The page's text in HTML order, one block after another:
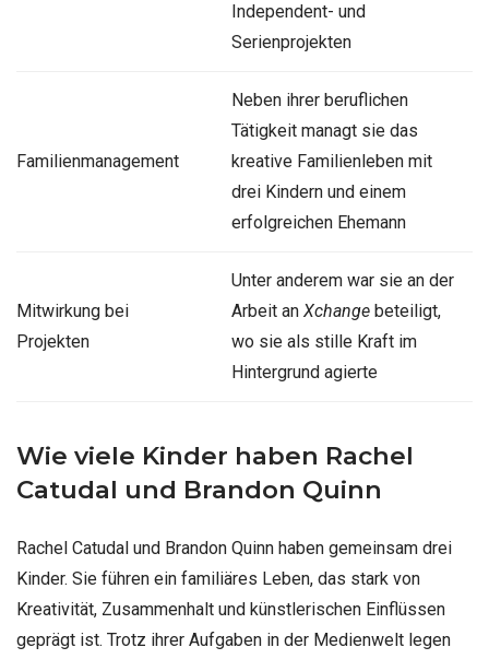
Independent- und
Serienprojekten
Familienmanagement
Neben ihrer beruflichen
Tätigkeit managt sie das
kreative Familienleben mit
drei Kindern und einem
erfolgreichen Ehemann
Mitwirkung bei
Projekten
Unter anderem war sie an der
Arbeit an Xchangebeteiligt,
wo sie als stille Kraft im
Hintergrund agierte
Wie viele Kinder haben Rachel
Catudal und Brandon Quinn
Rachel Catudal und Brandon Quinn haben gemeinsam drei
Kinder. Sie führen ein familiäres Leben, das stark von
Kreativität, Zusammenhalt und künstlerischen Einflüssen
geprägt ist. Trotz ihrer Aufgaben in der Medienwelt legen